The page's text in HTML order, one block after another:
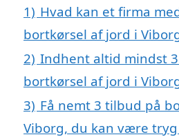
1) Hvad kan et firma
bortkørsel af jord i
2) Indhent altid mindst
bortkørsel af jord i
3) Få nemt 3 tilbud på
Viborg, du kan være tryg